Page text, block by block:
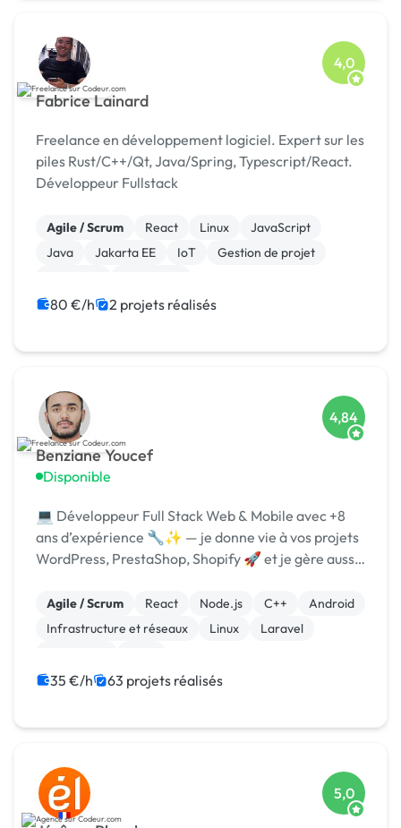
Fabrice Lainard
4,0
Freelance en développement logiciel. Expert sur les
piles Rust/C++/Qt, Java/Spring, Typescript/React.
Développeur Fullstack
Agile / Scrum React Linux
JavaScript
Java
Jakarta EE IoT
Gestion de projet
80 €/h 2 projets réalisés
Benziane Youcef
Disponible
4,84
💻 Développeur Full Stack Web & Mobile avec +8
ans d’expérience 🔧✨ — je donne vie à vos projets
WordPress, PrestaShop, Shopify 🚀 et je gère aussi
Agile / Scrum React Node.js C++
Android
Infrastructure et réseaux
Linux
Laravel
35 €/h 63 projets réalisés
5,0